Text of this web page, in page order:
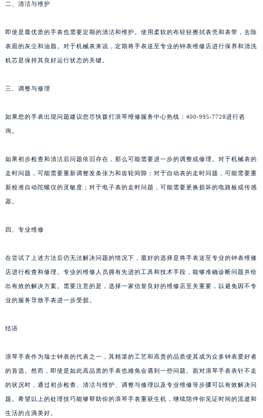
二、清洁与维护
即使是最优质的手表也需要定期的清洁和维护。使用柔软的布轻轻擦拭表壳和表带，去除
表面的灰尘和油脂。对于机械表来说，定期将手表送至专业的钟表维修店进行保养和清洗
机芯是保持其良好运行状态的关键。
三、调整与修理
如果您的手表出现问题建议您尽快拨打浪琴维修服务中心热线：400-995-7728进行咨
询。
如果初步检查和清洁后问题依旧存在，那么可能需要进一步的调整或修理。对于机械表的
走时问题，可能需要重新调整发条张力和齿轮间隙；对于自动表的走时问题，可能需要重
新校准自动陀螺仪的灵敏度；对于电子表的走时问题，可能需要更换损坏的电路板或传感
器。
四、专业维修
在尝试了上述方法后仍无法解决问题的情况下，最好的选择是将手表送至专业的钟表维修
店进行检查和修理。专业的维修人员拥有先进的工具和技术手段，能够准确诊断问题并给
出有效的解决方案。需要注意的是，选择一家信誉良好的维修店至关重要，以避免因不专
业的服务导致手表进一步受损。
结语
浪琴手表作为瑞士钟表的代表之一，其精湛的工艺和高贵的品质使其成为众多钟表爱好者
的首选。然而，即使是如此高品质的手表也难免会遇到一些问题。面对浪琴手表表针不走
的状况时，通过初步检查、清洁与维护、调整与修理以及专业维修等步骤可以有效解决问
题。希望以上的处理技巧能够帮助你的浪琴手表重获生机，继续陪伴你见证时间的流逝和
生活的点滴美好。